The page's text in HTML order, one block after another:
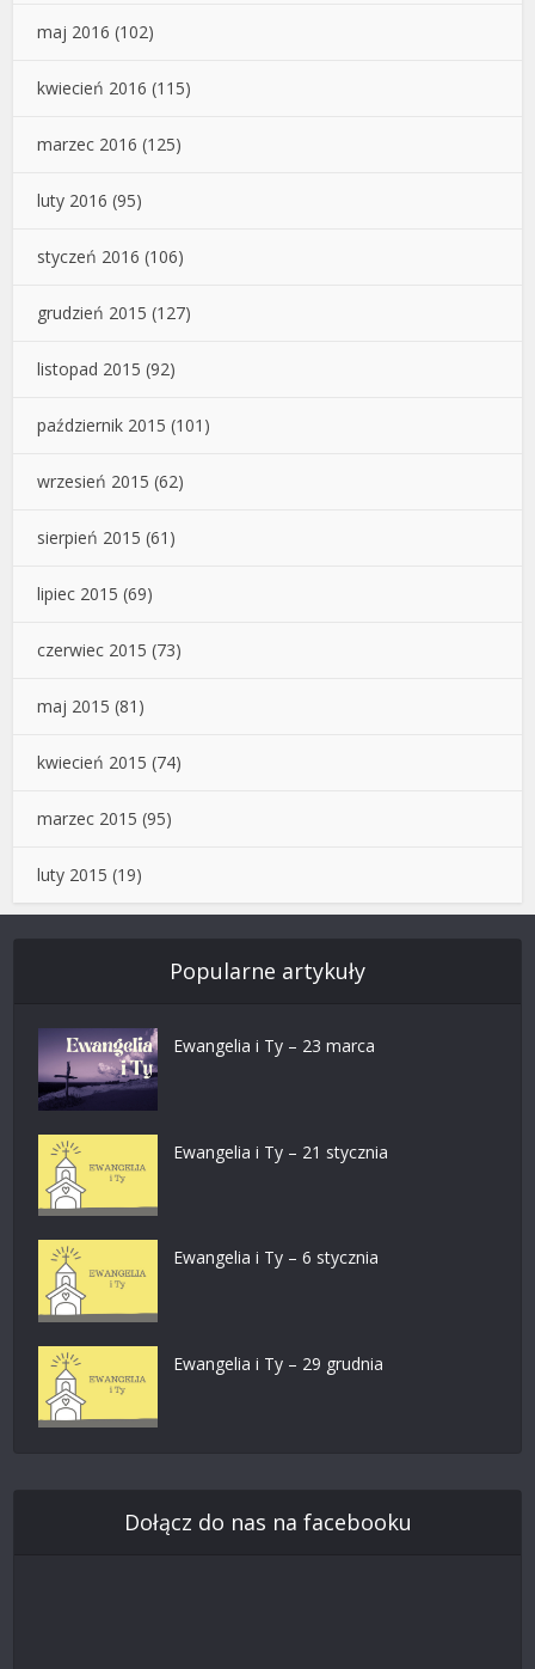
maj 2016 (102)
kwiecień 2016 (115)
marzec 2016 (125)
luty 2016 (95)
styczeń 2016 (106)
grudzień 2015 (127)
listopad 2015 (92)
październik 2015 (101)
wrzesień 2015 (62)
sierpień 2015 (61)
lipiec 2015 (69)
czerwiec 2015 (73)
maj 2015 (81)
kwiecień 2015 (74)
marzec 2015 (95)
luty 2015 (19)
Popularne artykuły
Ewangelia i Ty – 23 marca
Ewangelia i Ty – 21 stycznia
Ewangelia i Ty – 6 stycznia
Ewangelia i Ty – 29 grudnia
Dołącz do nas na facebooku